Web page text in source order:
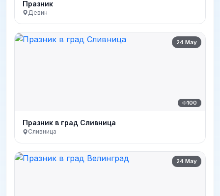
Празник
Девин
24 May
100
Празник в град Сливница
Сливница
24 May